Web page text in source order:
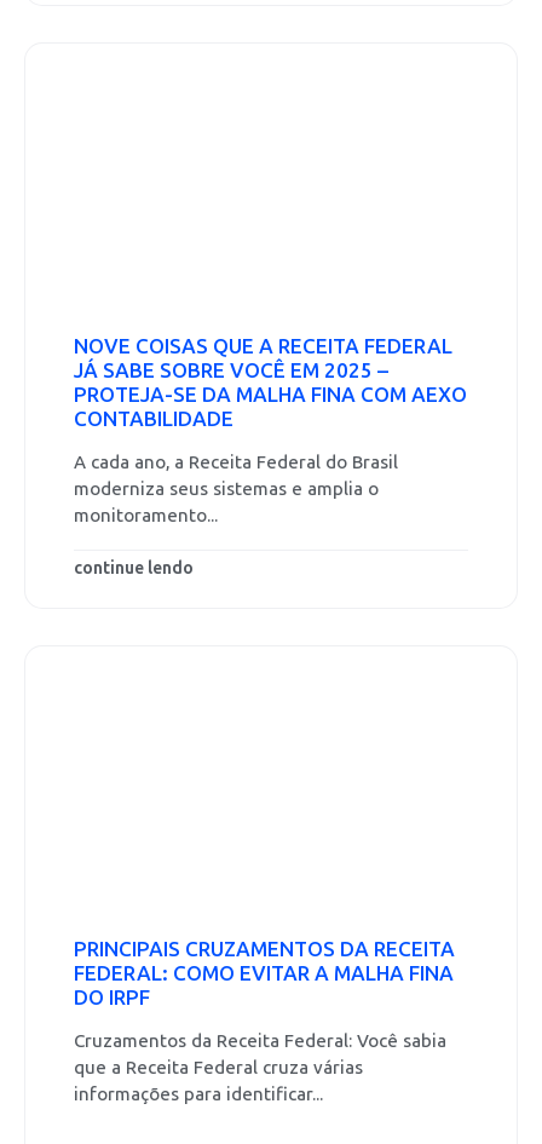
NOVE COISAS QUE A RECEITA FEDERAL
JÁ SABE SOBRE VOCÊ EM 2025 –
PROTEJA-SE DA MALHA FINA COM AEXO
CONTABILIDADE
A cada ano, a Receita Federal do Brasil
moderniza seus sistemas e amplia o
monitoramento...
continue lendo
PRINCIPAIS CRUZAMENTOS DA RECEITA
FEDERAL: COMO EVITAR A MALHA FINA
DO IRPF
Cruzamentos da Receita Federal: Você sabia
que a Receita Federal cruza várias
informações para identificar...